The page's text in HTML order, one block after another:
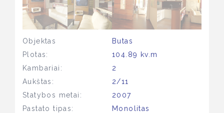
Objektas
Butas
Plotas:
104.89 kv.m
Kambariai:
2
Aukštas:
2/11
Statybos metai:
2007
Pastato tipas:
Monolitas